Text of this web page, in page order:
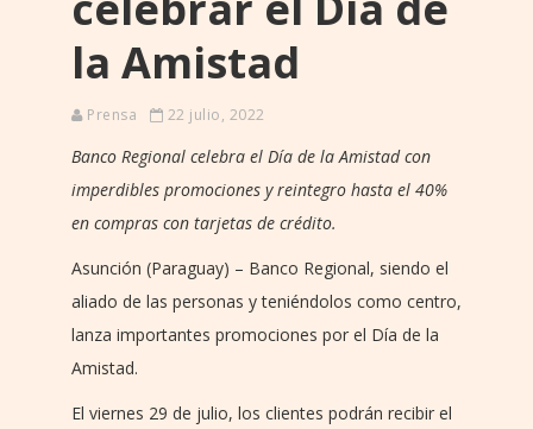
la Amistad
Prensa 22 julio, 2022
Banco Regional celebra el Día de la Amistad con
imperdibles promociones y reintegro hasta el 40%
en compras con tarjetas de crédito.
Asunción (Paraguay) – Banco Regional, siendo el
aliado de las personas y teniéndolos como centro,
lanza importantes promociones por el Día de la
Amistad.
El viernes 29 de julio, los clientes podrán recibir el